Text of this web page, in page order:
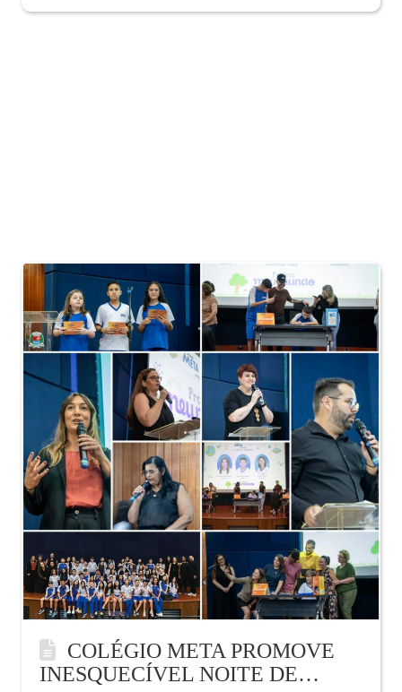
COLÉGIO META PROMOVE
INESQUECÍVEL NOITE DE